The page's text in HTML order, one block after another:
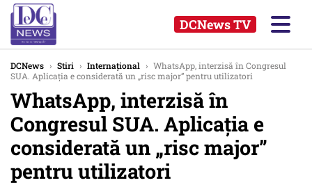
DCNews TV
DCNews › Stiri › Internațional › WhatsApp, interzisă în Congresul
SUA. Aplicația e considerată un „risc major” pentru utilizatori
WhatsApp, interzisă în
Congresul SUA. Aplicația e
considerată un „risc major”
pentru utilizatori